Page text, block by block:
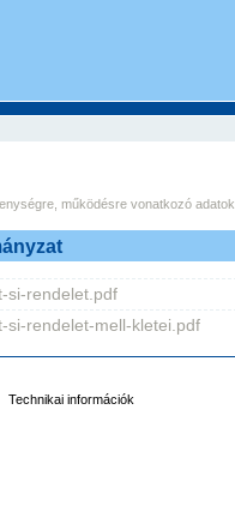
működésre vonatkozó adatok
si-rendelet.pdf
si-rendelet-mell-kletei.pdf
Technikai információk